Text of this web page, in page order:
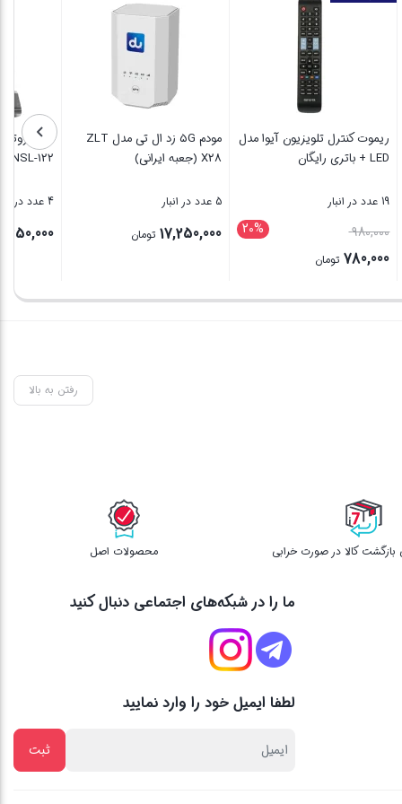
ماوس بی سیم تسکو مدل TM
ریموت کنترل تلویزیون آیوا مدل
LED + باتری رایگان
19 عدد در انبار
20%
بود.
780,000
بستن
مودم ۵G زد ال تی مدل ZLT
X28 (جعبه ایرانی)
5 عدد در انبار
17,250,000
بستن
رفتن به بالا
محصولات اصل
ما را در شبکه‌های اجتماعی دنبال کنید
لطفا ایمیل خود را وارد نمایید